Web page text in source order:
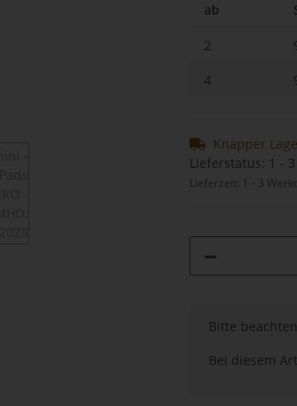
ab
2
4
Knapper
Lieferstatus: 1 - 3
Lieferzeit: 1 - 3
xBitte
Bei diesem